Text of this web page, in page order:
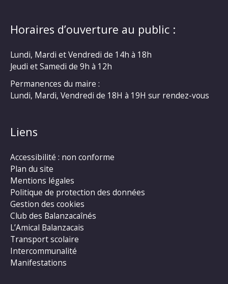
Horaires d’ouverture au public :
Lundi, Mardi et Vendredi de 14h à 18h
Jeudi et Samedi de 9h à 12h
Permanences du maire :
Lundi, Mardi, Vendredi de 18H à 19H sur rendez-vous
Liens
Accessibilité : non conforme
Plan du site
Mentions légales
Politique de protection des données
Gestion des cookies
Club des Balanzacaînés
L’Amical Balanzacais
Transport scolaire
Intercommunalité
Manifestations